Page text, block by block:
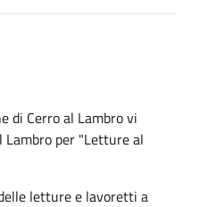
di Cerro al Lambro vi
Lambro per "Letture al
letture e lavoretti a